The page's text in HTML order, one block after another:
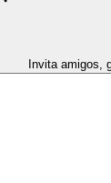
Invita amigos,